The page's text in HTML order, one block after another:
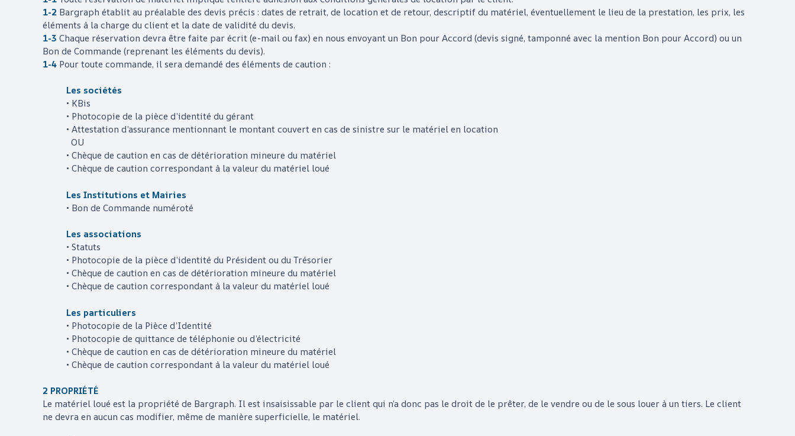
1-2 Bargraphétablit au préalable des devis précis : dates de retrait, de location et de retour, descriptif du matériel, éventuellement le lieu de la prestation, les prix, les
éléments à la charge du client et la date de validité du devis.
1-3 Chaque réservation devra être faite par écrit (e-mail ou fax) en nous envoyant un Bon pour Accord (devis signé, tamponné avec la mention Bon pour Accord) ou un
Bon de Commande (reprenant les éléments du devis).
1-4 Pour toute commande, il sera demandé des éléments de caution :
Les sociétés
• KBis
• Photocopie de la pièce d’identité du gérant
• Attestation d’assurance mentionnant le montant couvert en cas de sinistre sur le matériel en location
OU
• Chèque de caution en cas de détérioration mineure du matériel
• Chèque de caution correspondant à la valeur du matériel loué
Les Institutions et Mairies
• Bon de Commande numéroté
Les associations
• Statuts
• Photocopie de la pièce d’identité du Président ou du Trésorier
• Chèque de caution en cas de détérioration mineure du matériel
• Chèque de caution correspondant à la valeur du matériel loué
Les particuliers
• Photocopie de la Pièce d’Identité
• Photocopie de quittance de téléphonie ou d’électricité
• Chèque de caution en cas de détérioration mineure du matériel
• Chèque de caution correspondant à la valeur du matériel loué
2 PROPRIÉTÉ
Le matériel loué est la propriété de Bargraph. Il est insaisissable par le client qui n’a donc pas le droit de le prêter, de le vendre ou de le sous louer à un tiers. Le client
ne devra en aucun cas modifier, même de manière superficielle, le matériel.